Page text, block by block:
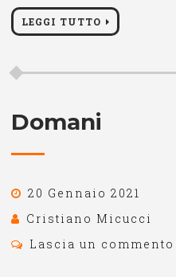
LEGGI TUTTO
Domani
20 Gennaio 2021
Cristiano Micucci
Lascia un commento